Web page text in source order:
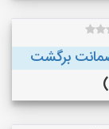
برگشت